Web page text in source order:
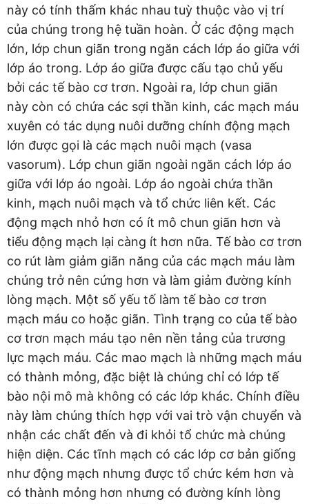
này có tính thấm khác nhau tuỳ thuộc vào vị trí
của chúng trong hệ tuần hoàn. Ở các động mạch
lớn, lớp chun giãn trong ngăn cách lớp áo giữa với
lớp áo trong. Lớp áo giữa được cấu tạo chủ yếu
bởi các tế bào cơ trơn. Ngoài ra, lớp chun giãn
này còn có chứa các sợi thần kinh, các mạch máu
xuyên có tác dụng nuôi dưỡng chính động mạch
lớn được gọi là các mạch nuôi mạch (vasa
vasorum). Lớp chun giãn ngoài ngăn cách lớp áo
giữa với lớp áo ngoài. Lớp áo ngoài chứa thần
kinh, mạch nuôi mạch và tổ chức liên kết. Các
động mạch nhỏ hơn có ít mô chun giãn hơn và
tiểu động mạch lại càng ít hơn nữa. Tế bào cơ trơn
co rút làm giảm giãn năng của các mạch máu làm
chúng trở nên cứng hơn và làm giảm đường kính
lòng mạch. Một số yếu tố làm tế bào cơ trơn
mạch máu co hoặc giãn. Tình trạng co của tế bào
cơ trơn mạch máu tạo nên nền tảng của trương
lực mạch máu. Các mao mạch là những mạch máu
có thành mỏng, đặc biệt là chúng chỉ có lớp tế
bào nội mô mà không có các lớp khác. Chính điều
này làm chúng thích hợp với vai trò vận chuyển và
nhận các chất đến và đi khỏi tổ chức mà chúng
hiện diện. Các tĩnh mạch có các lớp cơ bản giống
như động mạch nhưng được tổ chức kém hơn và
có thành mỏng hơn nhưng có đường kính lòng